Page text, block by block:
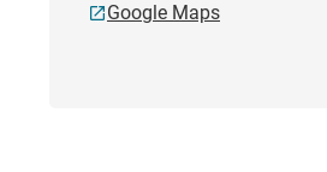
Google Maps